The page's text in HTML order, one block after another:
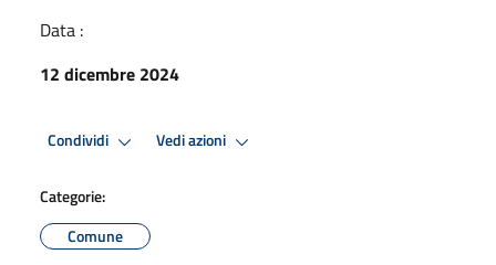
Data :
12 dicembre 2024
Condividi Vedi azioni
Categorie:
Comune